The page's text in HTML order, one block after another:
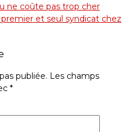
ne coûte pas trop cher
premier et seul syndicat chez
publiée. Les champs
*